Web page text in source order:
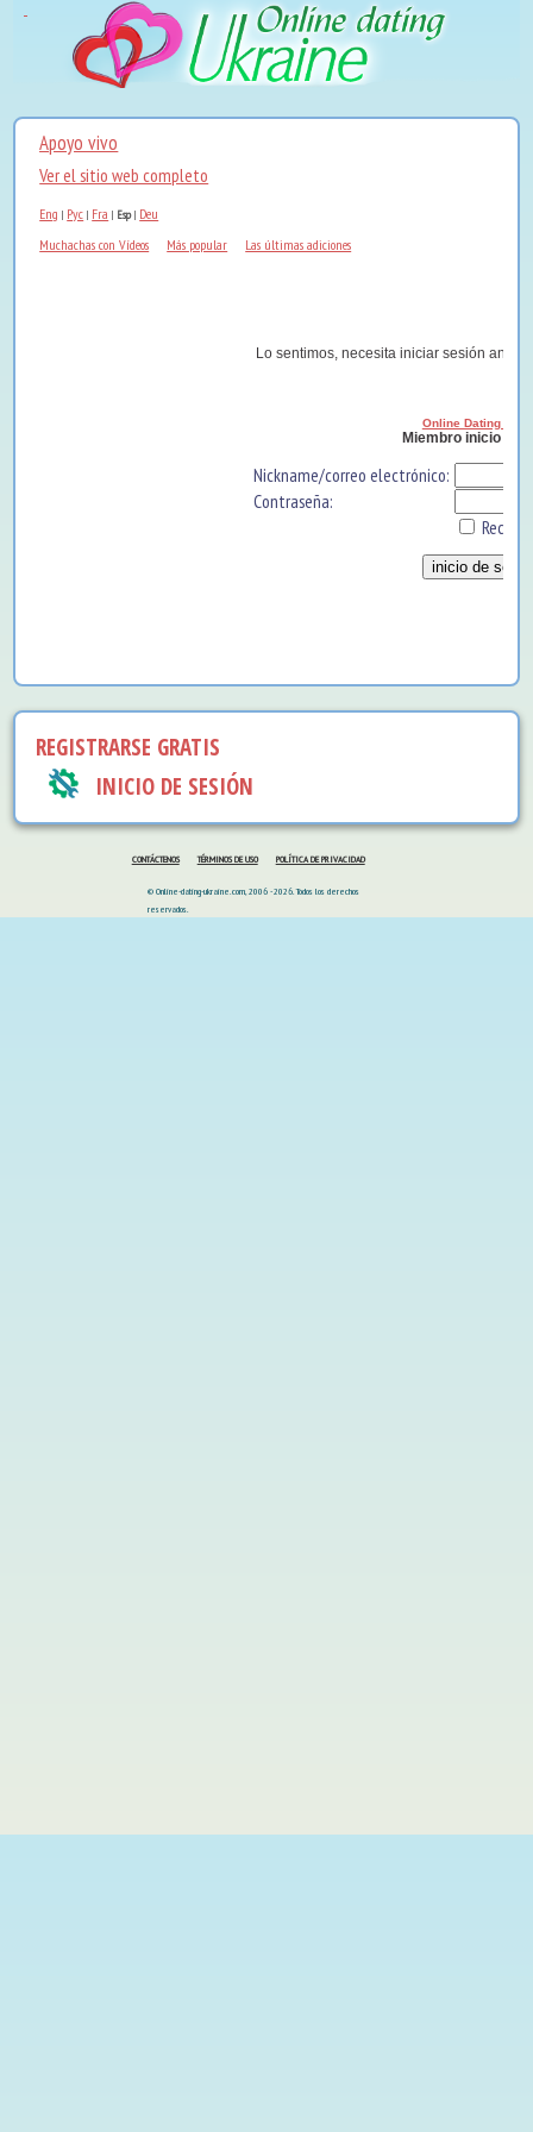
Apoyo vivo
Ver el sitio web completo
Eng | Рус | Fra | Esp| Deu
Muchachas con Vídeos
Más popular Las últimas adiciones
Lo sentimos, necesita iniciar sesión antes
Online Dating
Miembro inicio de
Nickname/correo electrónico:
Contraseña:
REGISTRARSE GRATIS
INICIO DE SESIÓN
CONTÁCTENOS TÉRMINOS DE USO POLÍTICA DE PRIVACIDAD
© Online-dating-ukraine.com, 2006 - 2026. Todos los derechos
reservados.